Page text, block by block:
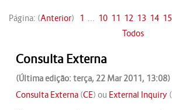
Página: (Anterior) 1 ... 10 11 12 13 14 15
Todos
Consulta Externa
(Última edição: terça, 22 Mar 2011, 13:08)
Consulta Externa(CE) ou External Inquiry (